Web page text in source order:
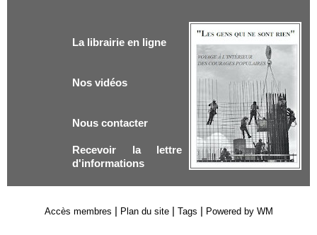
La librairie en ligne
Nos vidéos
Nous contacter
Recevoir la lettre
d'informations
Accès membres | Plan du site | Tags | Powered by WM